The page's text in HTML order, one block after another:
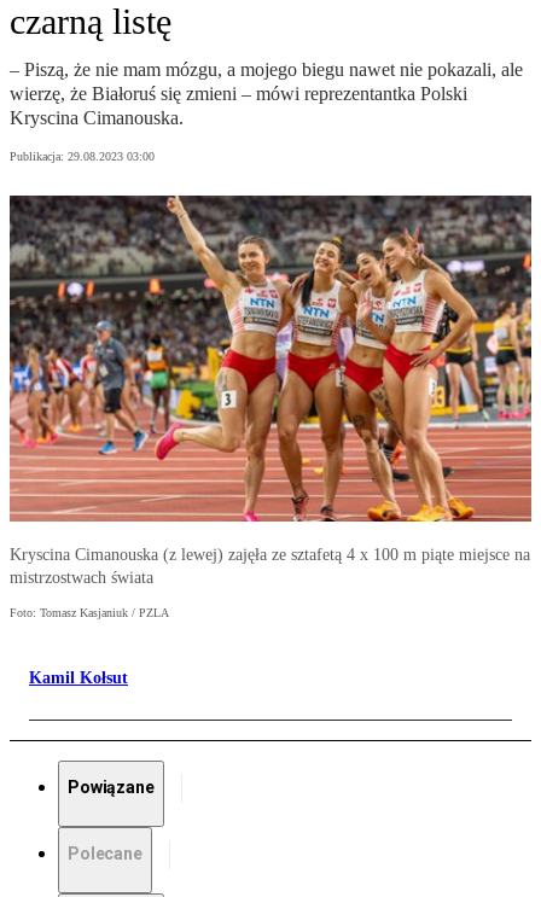
czarną listę
– Piszą, że nie mam mózgu, a mojego biegu nawet nie pokazali, ale
wierzę, że Białoruś się zmieni – mówi reprezentantka Polski
Kryscina Cimanouska.
Publikacja: 29.08.2023 03:00
Kryscina Cimanouska (z lewej) zajęła ze sztafetą 4 x 100 m piąte miejsce na
mistrzostwach świata
Foto: Tomasz Kasjaniuk / PZLA
Kamil Kołsut
Powiązane
Polecane